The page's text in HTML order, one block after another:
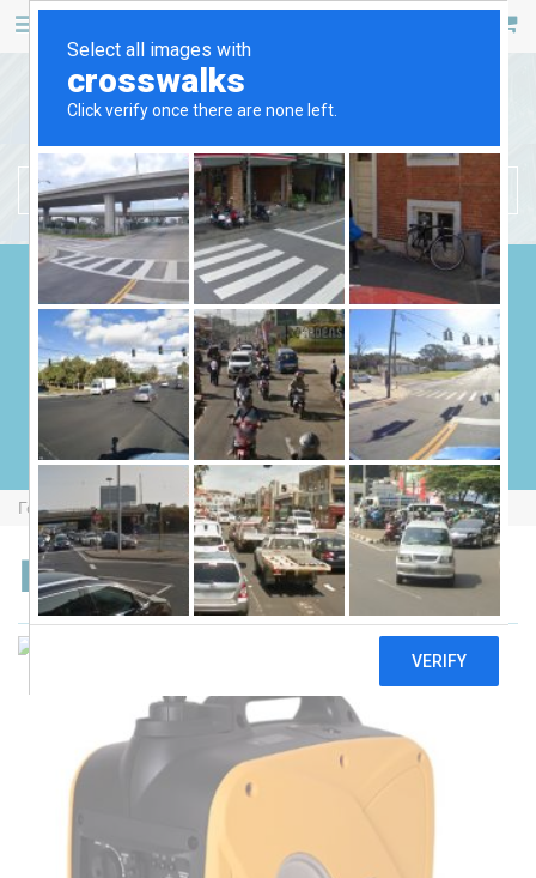
БЕНЗИНОВІ ГЕНЕРАТОРИ
ДИЗЕЛЬНІ ГЕНЕРАТОРИ
ГАЗОВІ ГЕНЕРАТОРИ
ЗВАРЮВАЛЬНІ ГЕНЕРАТОРИ
ГЕНЕРАТОРИ ВІД ВВП
Головна Бензинові Генератори Forte FG2500i
Forte FG2500i